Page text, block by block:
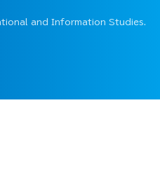
and Information Studies.